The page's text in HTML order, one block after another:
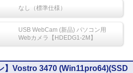
なし（標準仕様）
USB WebCam (新品) パソコン用
Webカメラ【HDEDG1-2M】
】Vostro 3470 (Win11pro64)(SSD